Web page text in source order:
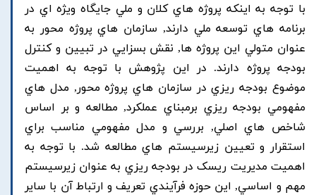
با توجه به اينکه پروژه هاي کلان و ملي جايگاه ويژه اي در
برنامه هاي توسعه ملي دارند, سازمان هاي پروژه محور به
عنوان متولي اين پروژه ها, نقش بسزايي در تبيين و کنترل
بودجه پروژه دارند. در اين پژوهش با توجه به اهميت
موضوع بودجه ريزي در سازمان هاي پروژه محور, مدل هاي
مفهومي بودجه ريزي برمبناي عملکرد, مطالعه و بر اساس
شاخص هاي اصلي, بررسي و مدل مفهومي مناسب براي
استقرار و تعيين زيرسيستم هاي مطالعه شد. با توجه به
اهميت مديريت ريسک در بودجه ريزي به عنوان زيرسيستم
مهم و اساسي, اين حوزه فرآيندي تعريف و ارتباط آن با ساير